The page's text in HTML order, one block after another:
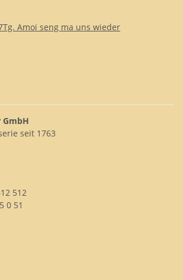
Amoi seng ma uns wieder
seit 1763
512
0 51